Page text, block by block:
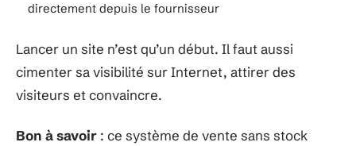
directement depuis le fournisseur
Lancer un site n’est qu’un début. Il faut aussi
cimenter sa visibilité sur Internet, attirer des
visiteurs et convaincre.
Bon à savoir : ce système de vente sans stock